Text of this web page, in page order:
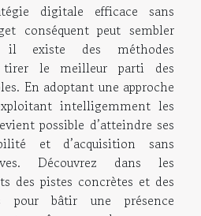
digitale efficace sans
conséquent peut sembler
il existe des méthodes
tirer le meilleur parti des
En adoptant une approche
intelligemment les
possible d’atteindre ses
et d’acquisition sans
Découvrez dans les
des pistes concrètes et des
pour bâtir une présence